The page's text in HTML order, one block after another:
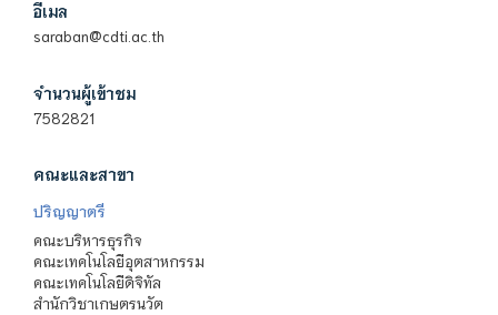
อีเมล
saraban@cdti.ac.th
จำนวนผู้เข้าชม
7582821
คณะและสาขา
ปริญญาตรี
คณะบริหารธุรกิจ
คณะเทคโนโลยีอุตสาหกรรม
คณะเทคโนโลยีดิจิทัล
สำนักวิชาเกษตรนวัต